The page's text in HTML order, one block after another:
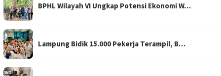
BPHL Wilayah VI Ungkap Potensi Ekonomi W…
Lampung Bidik 15.000 Pekerja Terampil, B…